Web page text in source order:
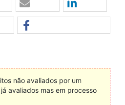
não avaliados por um
avaliados mas em processo